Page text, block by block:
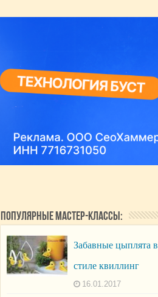
Популярные мастер-классы:
Забавные цыплята в
стиле квиллинг
16.01.2017